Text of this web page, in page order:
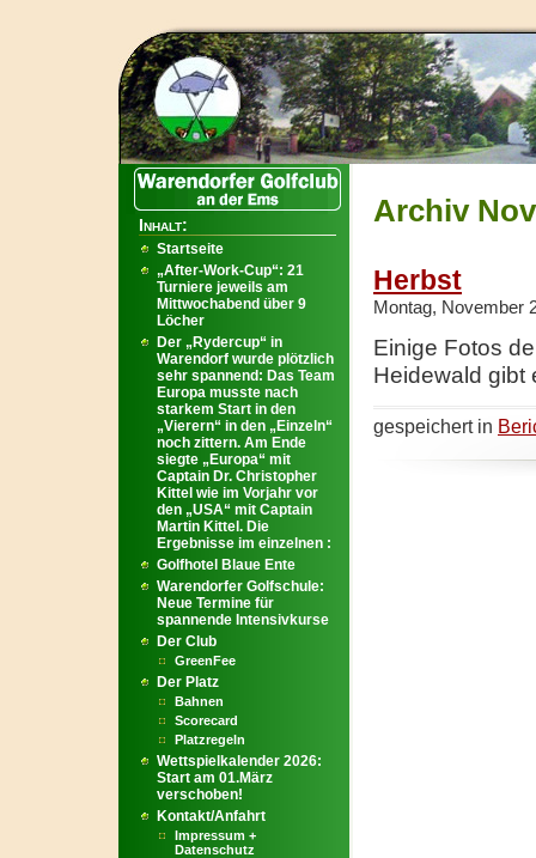
Archiv
Herbst
Montag, November
Einige Fotos
Heidewald gibt
gespeichert in
Inhalt:
Startseite
„After-Work-Cup“: 21
Turniere jeweils am
Mittwochabend über 9
Löcher
Der „Rydercup“ in
Warendorf wurde plötzlich
sehr spannend: Das Team
Europa musste nach
starkem Start in den
„Vierern“ in den „Einzeln“
noch zittern. Am Ende
siegte „Europa“ mit
Captain Dr. Christopher
Kittel wie im Vorjahr vor
den „USA“ mit Captain
Martin Kittel. Die
Ergebnisse im einzelnen :
Golfhotel Blaue Ente
Warendorfer Golfschule:
Neue Termine für
spannende Intensivkurse
Der Club
GreenFee
Der Platz
Bahnen
Scorecard
Platzregeln
Wettspielkalender 2026:
Start am 01.März
verschoben!
Kontakt/Anfahrt
Impressum +
Datenschutz